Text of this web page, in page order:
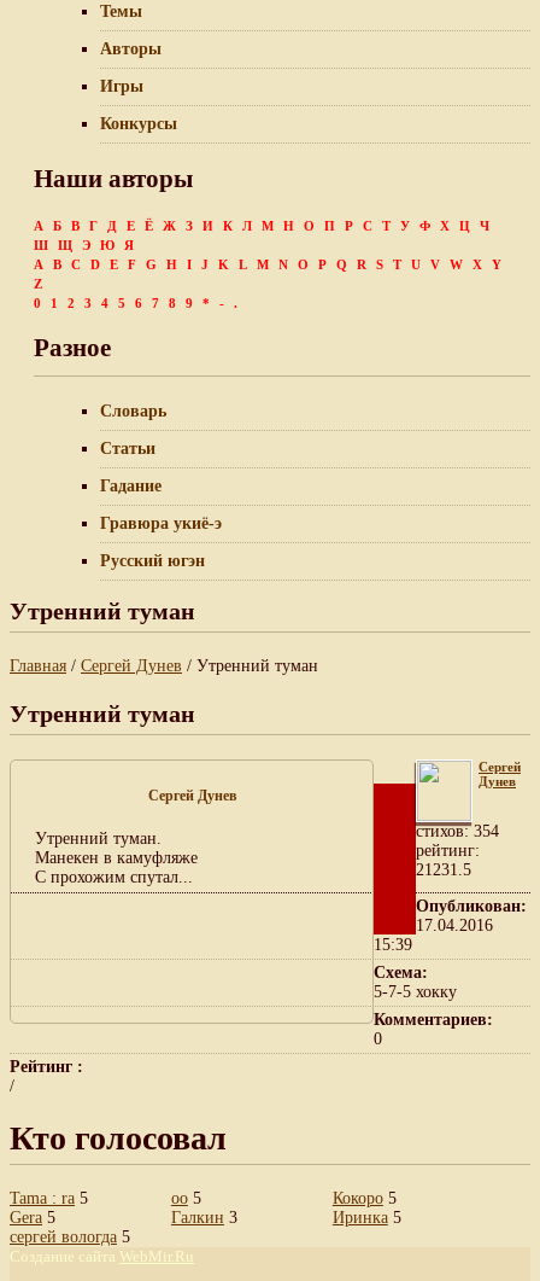
Темы
Авторы
Игры
Конкурсы
Наши авторы
А Б В Г Д Е Ё Ж З И К Л М Н О П Р С Т У Ф Х Ц
Ч
Ш
Щ Э Ю
Я
A
B C D E F G H I J K L M N O P Q R S T U V W X
Y
Z
0
1 2 3 4 5 6 7 8 9 * - .
Разное
Словарь
Статьи
Гадание
Гравюра укиё-э
Русский югэн
Утренний туман
Главная / Сергей Дунев / Утренний туман
Утренний туман
Сергей Дунев
Утренний туман.
Манекен в камуфляже
С прохожим спутал...
Сергей
Дунев
cтихов: 354
рейтинг:
21231.5
Опубликован:
17.04.2016
15:39
Схема:
5-7-5 хокку
Комментариев:
0
Рейтинг :
/
Кто голосовал
Tama : ra 5
Gera 5
oo5
Галкин 3
Кокоро5
Иринка5
сергей вологда 5
Создание сайта WebMir.Ru